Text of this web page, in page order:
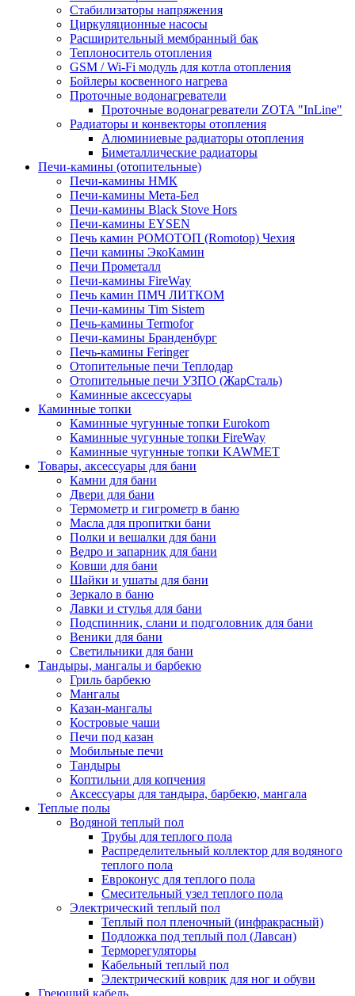
Стабилизаторы напряжения
Циркуляционные насосы
Расширительный мембранный бак
Теплоноситель отопления
GSM / Wi-Fi модуль для котла отопления
Бойлеры косвенного нагрева
Проточные водонагреватели
Проточные водонагреватели ZOTA "InLine"
Радиаторы и конвекторы отопления
Алюминиевые радиаторы отопления
Биметаллические радиаторы
Печи-камины (отопительные)
Печи-камины НМК
Печи-камины Мета-Бел
Печи-камины Black Stove Hors
Печи-камины EYSEN
Печь камин РОМОТОП (Romotop) Чехия
Печи камины ЭкоКамин
Печи Прометалл
Печи-камины FireWay
Печь камин ПМЧ ЛИТКОМ
Печи-камины Tim Sistem
Печь-камины Termofor
Печи-камины Бранденбург
Печь-камины Feringer
Отопительные печи Теплодар
Отопительные печи УЗПО (ЖарСталь)
Каминные аксессуары
Каминные топки
Каминные чугунные топки Eurokom
Каминные чугунные топки FireWay
Каминные чугунные топки KAWMET
Товары, аксессуары для бани
Камни для бани
Двери для бани
Термометр и гигрометр в баню
Масла для пропитки бани
Полки и вешалки для бани
Ведро и запарник для бани
Ковши для бани
Шайки и ушаты для бани
Зеркало в баню
Лавки и стулья для бани
Подспинник, слани и подголовник для бани
Веники для бани
Светильники для бани
Тандыры, мангалы и барбекю
Гриль барбекю
Мангалы
Казан-мангалы
Костровые чаши
Печи под казан
Мобильные печи
Тандыры
Коптильни для копчения
Аксессуары для тандыра, барбекю, мангала
Теплые полы
Водяной теплый пол
Трубы для теплого пола
Распределительный коллектор для водяного
теплого пола
Евроконус для теплого пола
Смесительный узел теплого пола
Электрический теплый пол
Теплый пол пленочный (инфракрасный)
Подложка под теплый пол (Лавсан)
Терморегуляторы
Кабельный теплый пол
Электрический коврик для ног и обуви
Греющий кабель